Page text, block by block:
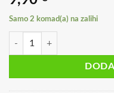
Samo 2 komad(a) na zalihi
VREĆICA ZA TJELESNI